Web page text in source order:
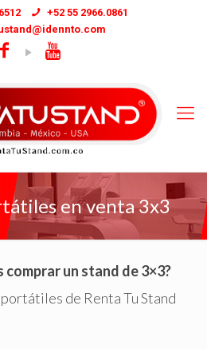
+52 55 2966.0861
en venta 3x3
comprar un stand de 3×3?
de Renta Tu Stand